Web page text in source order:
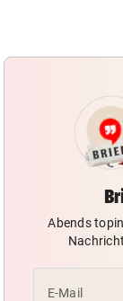
Abends
E-Mail